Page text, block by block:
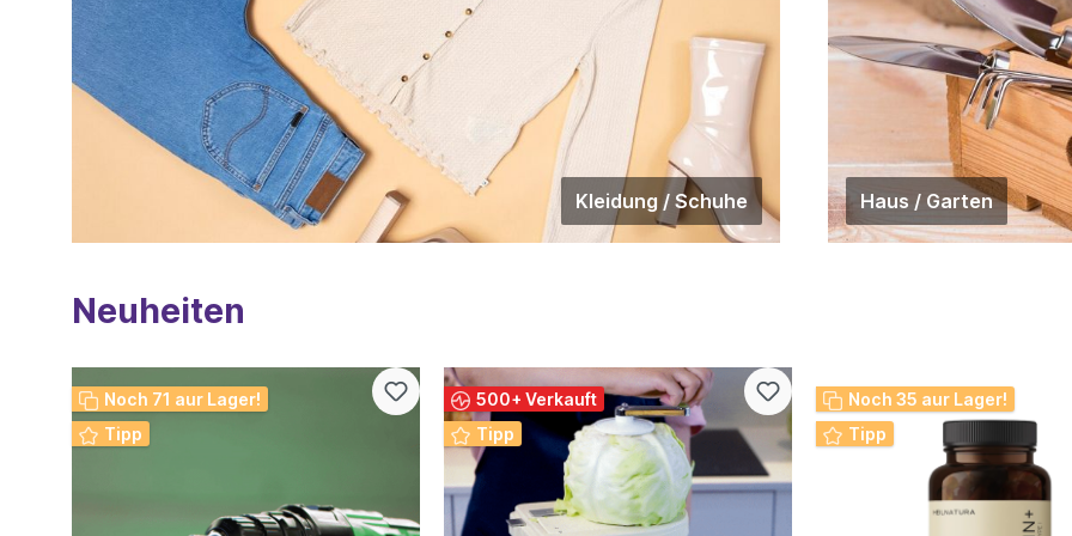
Oberflächen und bis zu 35 Minuten auf
Teppichen. Einfache Entleerung auf
Knopfdruck Der integrierte Staubbehälter
ermöglicht eine schnelle und kontaktlose
Entleerung per Knopfdruck. Die Reinigung
war noch nie so bequem. Livington
DeeperSweeper Akkubesen - mühelose
Sauberkeit in Ihrem zu Hause - immer
einsatzbereit, wenn Sie ihn brauchen!
Sweeper 1 x Ladekabel
oder gereinigt werden muss. 2. Verwenden
Sie ein trockenes Tuch, um Livington
DeeperSweeper einschließlich des
Staubbehälters zu reinigen und Haare und
Fasern von den Borsten zu entfernen. Dies
geschieht am besten, wenn der
Staubbehälter aus dem Gehäuse entfernt
wird, damit Sie optimalen Zugang zu den
Kleidung / Schuhe Haus / Garten
Neuheiten
Noch 71 aur Lager!
Tipp
500+ Verkauft
Tipp
Noch 35 aur Lager!
Tipp